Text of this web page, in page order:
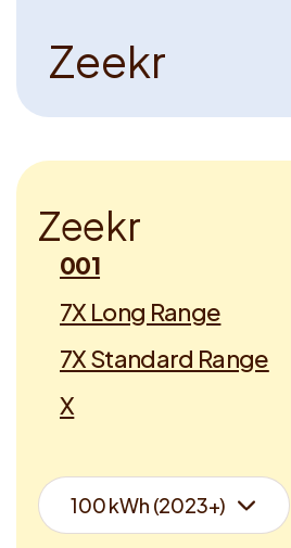
Zeekr
Zeekr
001
7X Long Range
7X Standard Range
X